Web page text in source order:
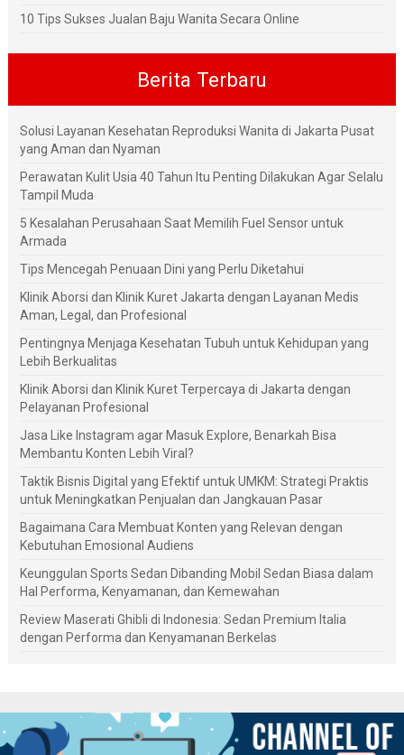
10 Tips Sukses Jualan Baju Wanita Secara Online
Berita Terbaru
Solusi Layanan Kesehatan Reproduksi Wanita di Jakarta Pusat
yang Aman dan Nyaman
Perawatan Kulit Usia 40 Tahun Itu Penting Dilakukan Agar Selalu
Tampil Muda
5 Kesalahan Perusahaan Saat Memilih Fuel Sensor untuk
Armada
Tips Mencegah Penuaan Dini yang Perlu Diketahui
Klinik Aborsi dan Klinik Kuret Jakarta dengan Layanan Medis
Aman, Legal, dan Profesional
Pentingnya Menjaga Kesehatan Tubuh untuk Kehidupan yang
Lebih Berkualitas
Klinik Aborsi dan Klinik Kuret Terpercaya di Jakarta dengan
Pelayanan Profesional
Jasa Like Instagram agar Masuk Explore, Benarkah Bisa
Membantu Konten Lebih Viral?
Taktik Bisnis Digital yang Efektif untuk UMKM: Strategi Praktis
untuk Meningkatkan Penjualan dan Jangkauan Pasar
Bagaimana Cara Membuat Konten yang Relevan dengan
Kebutuhan Emosional Audiens
Keunggulan Sports Sedan Dibanding Mobil Sedan Biasa dalam
Hal Performa, Kenyamanan, dan Kemewahan
Review Maserati Ghibli di Indonesia: Sedan Premium Italia
dengan Performa dan Kenyamanan Berkelas